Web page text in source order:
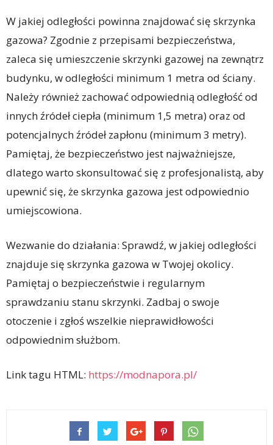
W jakiej odległości powinna znajdować się skrzynka
gazowa? Zgodnie z przepisami bezpieczeństwa,
zaleca się umieszczenie skrzynki gazowej na zewnątrz
budynku, w odległości minimum 1 metra od ściany.
Należy również zachować odpowiednią odległość od
innych źródeł ciepła (minimum 1,5 metra) oraz od
potencjalnych źródeł zapłonu (minimum 3 metry).
Pamiętaj, że bezpieczeństwo jest najważniejsze,
dlatego warto skonsultować się z profesjonalistą, aby
upewnić się, że skrzynka gazowa jest odpowiednio
umiejscowiona.
Wezwanie do działania: Sprawdź, w jakiej odległości
znajduje się skrzynka gazowa w Twojej okolicy.
Pamiętaj o bezpieczeństwie i regularnym
sprawdzaniu stanu skrzynki. Zadbaj o swoje
otoczenie i zgłoś wszelkie nieprawidłowości
odpowiednim służbom.
Link tagu HTML: https://modnapora.pl/